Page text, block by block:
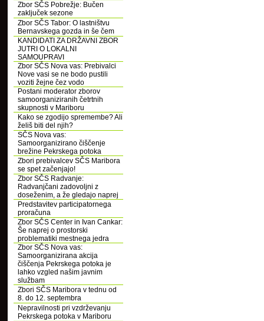
Zbor SČS Pobrežje: Bučen
zaključek sezone
Zbor SČS Tabor: O lastništvu
Bernavskega gozda in še čem
KANDIDATI ZA DRŽAVNI ZBOR
JUTRI O LOKALNI
SAMOUPRAVI
Zbor SČS Nova vas: Prebivalci
Nove vasi se ne bodo pustili
voziti žejne čez vodo
Postani moderator zborov
samoorganiziranih četrtnih
skupnosti v Mariboru
Kako se zgodijo spremembe? Ali
želiš biti del njih?
SČS Nova vas:
Samoorganizirano čiščenje
brežine Pekrskega potoka
Zbori prebivalcev SČS Maribora
se spet začenjajo!
Zbor SČS Radvanje:
Radvanjčani zadovoljni z
doseženim, a že gledajo naprej
Predstavitev participatornega
proračuna
Zbor SČS Center in Ivan Cankar:
Še naprej o prostorski
problematiki mestnega jedra
Zbor SČS Nova vas:
Samoorganizirana akcija
čiščenja Pekrskega potoka je
lahko vzgled našim javnim
službam
Zbori SČS Maribora v tednu od
8. do 12. septembra
Nepravilnosti pri vzdrževanju
Pekrskega potoka v Mariboru